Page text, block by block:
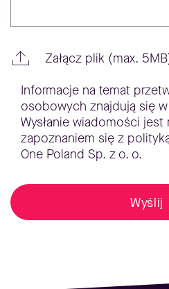
Załącz plik (max.
Informacje na temat
osobowych znajdują się w
Wysłanie wiadomości
zapoznaniem się z
One Poland Sp. z o. o.
Wyślij